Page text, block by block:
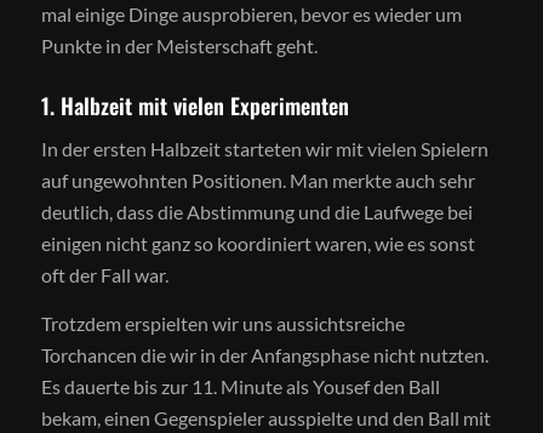
mal einige Dinge ausprobieren, bevor es wieder um
Punkte in der Meisterschaft geht.
1. Halbzeit mit vielen Experimenten
In der ersten Halbzeit starteten wir mit vielen Spielern
auf ungewohnten Positionen. Man merkte auch sehr
deutlich, dass die Abstimmung und die Laufwege bei
einigen nicht ganz so koordiniert waren, wie es sonst
oft der Fall war.
Trotzdem erspielten wir uns aussichtsreiche
Torchancen die wir in der Anfangsphase nicht nutzten.
Es dauerte bis zur 11. Minute als Yousef den Ball
bekam, einen Gegenspieler ausspielte und den Ball mit